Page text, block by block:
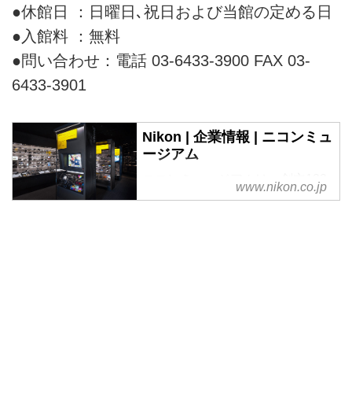
●休館日 ：日曜日､祝日および当館の定める日
●入館料 ：無料
●問い合わせ：電話 03-6433-3900 FAX 03-
6433-3901
Nikon | 企業情報 | ニコンミュ
ージアム
ニコンミュージアムは、創立100
周年を記念し、2015年10月17日
www.nikon.co.jp